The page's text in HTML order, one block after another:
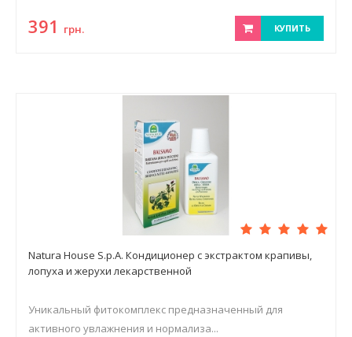
391 грн. КУПИТЬ
Natura House S.p.A. Кондиционер с экстрактом крапивы,
лопуха и жерухи лекарственной
Уникальный фитокомплекс предназначенный для
активного увлажнения и нормализа...